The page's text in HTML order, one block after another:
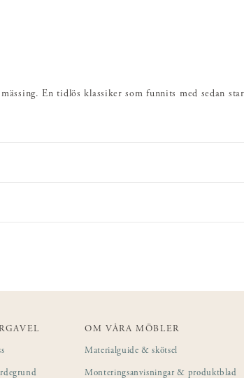
En tidlös klassiker som funnits med sedan
OM VÅRA MÖBLER
Materialguide & skötsel
Monteringsanvisningar & produktblad